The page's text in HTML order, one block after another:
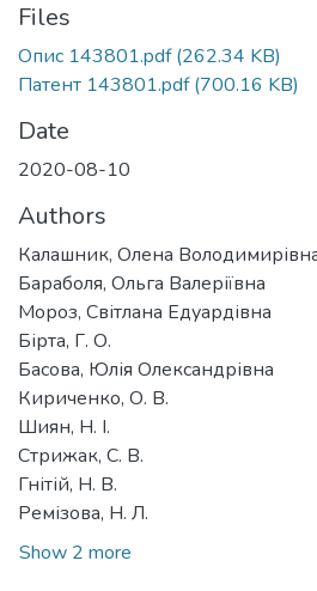
Files
Опис 143801.pdf(262.34 KB)
Патент 143801.pdf(700.16 KB)
Date
2020-08-10
Authors
Калашник, Олена
Бараболя, Ольга Валеріївна
Мороз, Світлана Едуардівна
Бірта, Г. О.
Басова, Юлія Олександрівна
Кириченко, О. В.
Шиян, Н. І.
Стрижак, С. В.
Гнітій, Н. В.
Ремізова, Н. Л.
Show 2 more